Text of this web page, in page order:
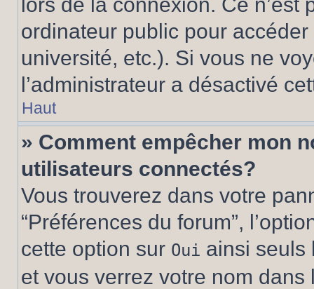
ordinateur public pour
université, etc.). Si vous ne
l’administrateur a désactivé
Haut
» Comment empêcher mon
utilisateurs connectés?
Vous trouverez dans votre
“Préférences du forum”,
cette option sur Oui ainsi seuls
et vous verrez votre nom